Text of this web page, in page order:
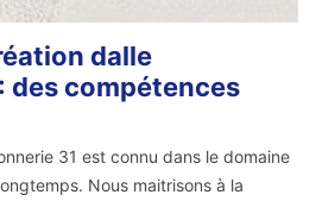
dalle
des compétences
31 est connu dans le domaine
Nous maitrisons à la